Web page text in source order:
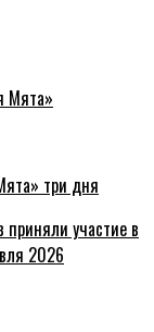
Мята»
три дня
приняли участие в
2026